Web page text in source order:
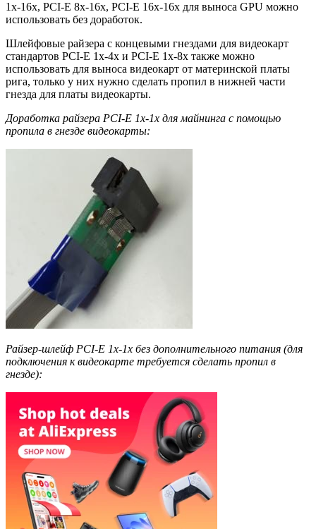
1х-16х, PCI-E 8х-16х, PCI-E 16х-16х для выноса GPU можно
использовать без доработок.
Шлейфовые райзера с концевыми гнездами для видеокарт
стандартов PCI-E 1х-4х и PCI-E 1х-8х также можно
использовать для выноса видеокарт от материнской платы
рига, только у них нужно сделать пропил в нижней части
гнезда для платы видеокарты.
Доработка райзера PCI-E 1х-1х для майнинга с помощью
пропила в гнезде видеокарты:
Райзер-шлейф PCI-E 1х-1х без дополнительного питания (для
подключения к видеокарте требуется сделать пропил в
гнезде):